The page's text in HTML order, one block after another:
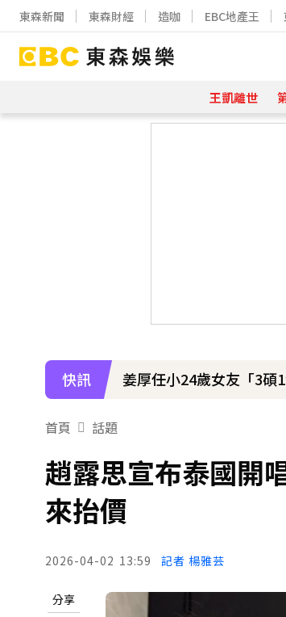
東森新聞 東森財經 造咖 EBC地產王
王凱離世
快訊
姜厚任小24歲女友「3碩
70歲鋼吉他大師湯米德
首頁 話題
趙露思宣布泰國開
來抬價
2026-04-02 13:59 記者 楊雅芸
分享